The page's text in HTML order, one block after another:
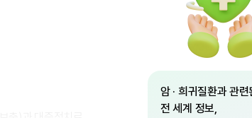
암 · 희귀질환과 관련
전 세계 정보,